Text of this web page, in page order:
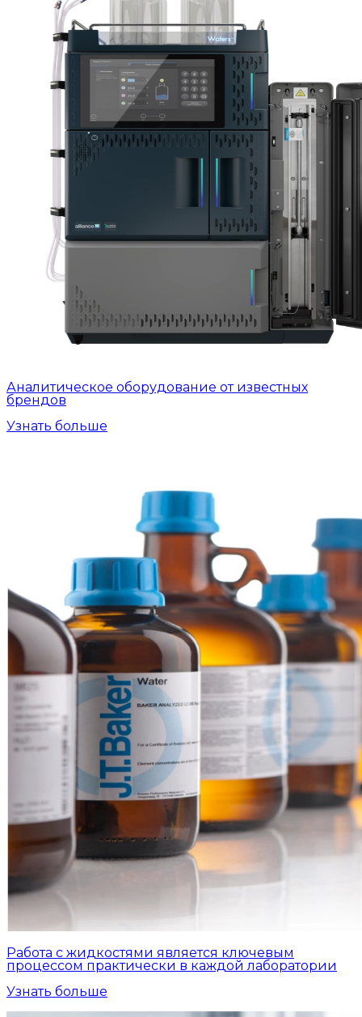
Аналитическое оборудование от известных
брендов
Узнать больше
Работа с жидкостями является ключевым
процессом практически в каждой лаборатории
Узнать больше